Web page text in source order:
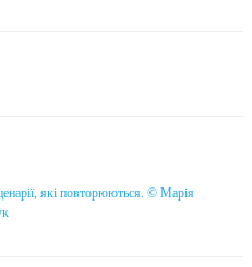
які повторюються. © Марія